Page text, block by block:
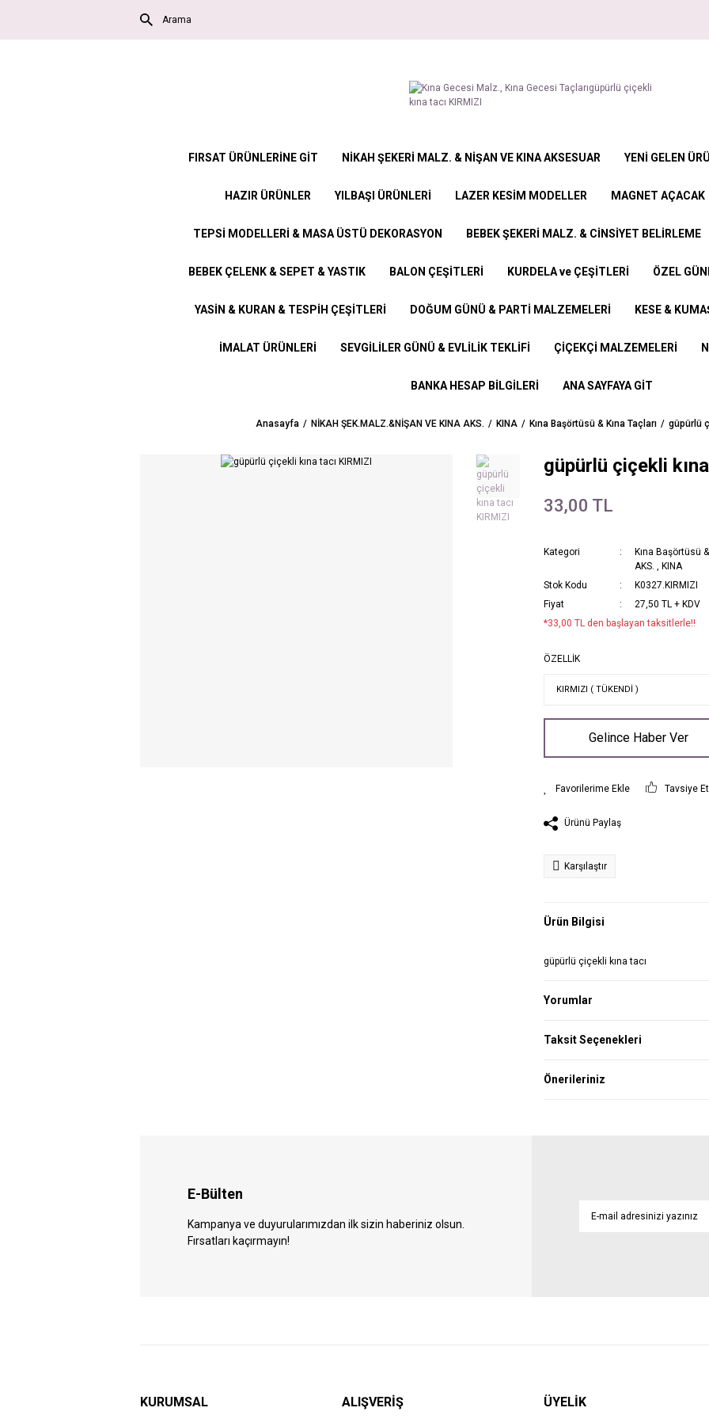
FIRSAT ÜRÜNLERİNE GİT NİKAH ŞEKERİ MALZ. & NİŞAN VE KINA AKSESUAR YENİ GELEN
HAZIR ÜRÜNLER YILBAŞI ÜRÜNLERİ LAZER KESİM MODELLER MAGNET AÇACAK
TEPSİ MODELLERİ & MASA ÜSTÜ DEKORASYON BEBEK ŞEKERİ MALZ. & CİNSİYET BELİRLEME
BEBEK ÇELENK & SEPET & YASTIK BALON ÇEŞİTLERİ KURDELA ve ÇEŞİTLERİ ÖZEL
YASİN & KURAN & TESPİH ÇEŞİTLERİ DOĞUM GÜNÜ & PARTİ MALZEMELERİ KESE &
İMALAT ÜRÜNLERİ SEVGİLİLER GÜNÜ & EVLİLİK TEKLİFİ ÇİÇEKÇİ MALZEMELERİ
BANKA HESAP BİLGİLERİ ANA SAYFAYA GİT
Anasayfa NİKAH ŞEK.MALZ.&NİŞAN VE KINA AKS. KINA Kına Başörtüsü & Kına Taçları güpürlü
güpürlü çiçekli
33,00 TL
Kategori Kına Başörtüsü
AKS. , KINA
Stok Kodu
K0327.KIRMIZI
Fiyat
27,50 TL + KDV
*33,00 TL den başlayan taksitlerle!!
ÖZELLİK
Gelince Haber Ver
Tavsiye Et
Ürünü Paylaş
Karşılaştır
Ürün Bilgisi
güpürlü çiçekli kına tacı
Yorumlar
Taksit Seçenekleri
Önerileriniz
E-Bülten
Kampanya ve duyurularımızdan ilk sizin haberiniz olsun.
Fırsatları kaçırmayın!
KURUMSAL ALIŞVERİŞ ÜYELİK